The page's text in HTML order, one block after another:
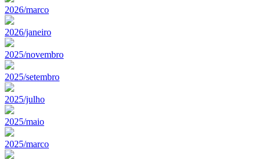
2026/marco
2026/janeiro
2025/novembro
2025/setembro
2025/julho
2025/maio
2025/marco